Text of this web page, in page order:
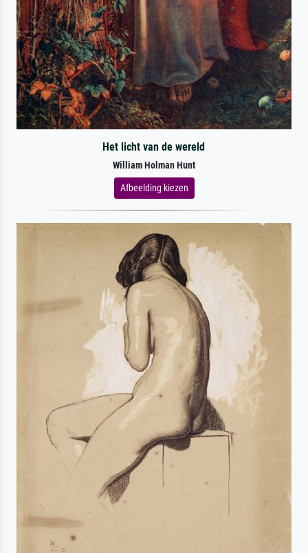
Het licht van de wereld
William Holman Hunt
Afbeelding kiezen